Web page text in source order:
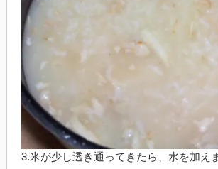
3.米が少し透き通ってきたら、水を加え